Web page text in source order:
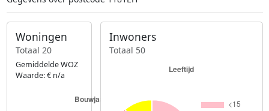
Woningen
Totaal 20
Gemiddelde WOZ
Waarde: € n/a
Inwoners
Totaal 50